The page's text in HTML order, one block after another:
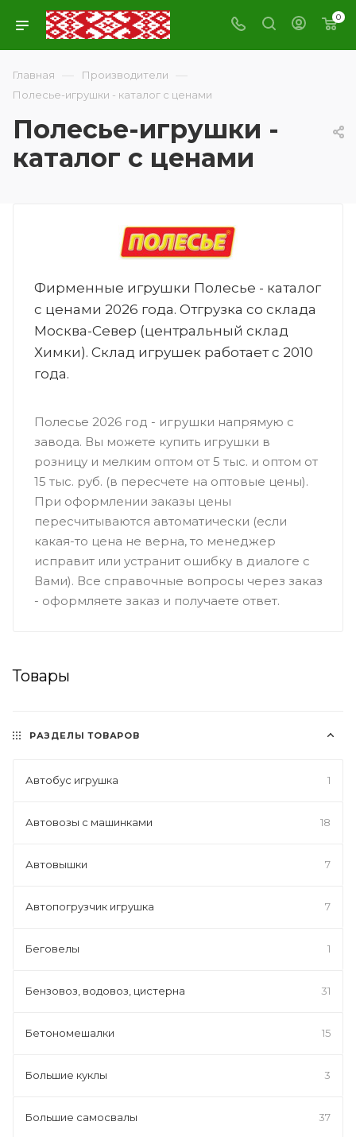
0
Главная — Производители —
Полесье-игрушки - каталог с ценами
Полесье-игрушки -
каталог с ценами
Фирменные игрушки Полесье - каталог
с ценами 2026 года. Отгрузка со склада
Москва-Север (центральный склад
Химки). Склад игрушек работает с 2010
года.
Полесье 2026 год - игрушки напрямую с
завода. Вы можете купить игрушки в
розницу и мелким оптом от 5 тыс. и оптом от
15 тыс. руб. (в пересчете на оптовые цены).
При оформлении заказы цены
пересчитываются автоматически (если
какая-то цена не верна, то менеджер
исправит или устранит ошибку в диалоге с
Вами). Все справочные вопросы через заказ
- оформляете заказ и получаете ответ.
Товары
РАЗДЕЛЫ ТОВАРОВ
Автобус игрушка 1
Автовозы с машинками 18
Автовышки 7
Автопогрузчик игрушка 7
Беговелы 1
Бензовоз, водовоз, цистерна 31
Бетономешалки 15
Большие куклы 3
Большие самосвалы 37